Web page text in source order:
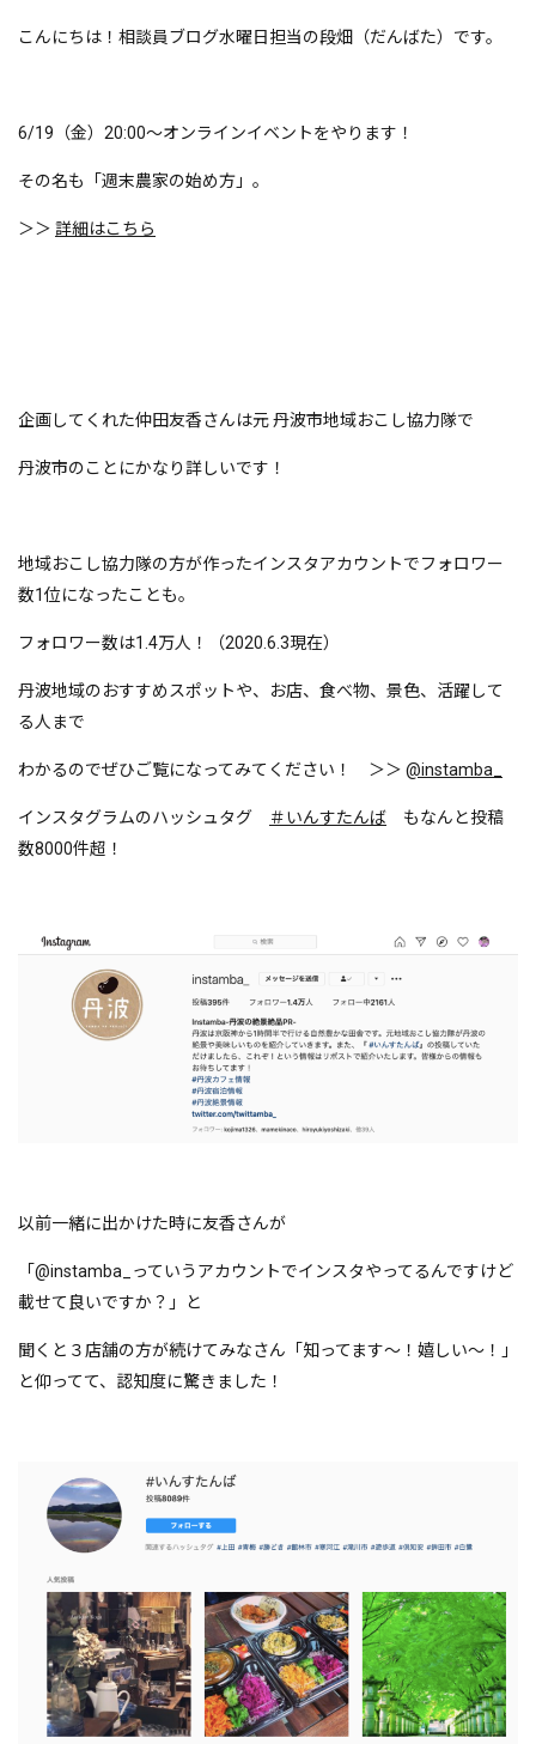
こんにちは！相談員ブログ水曜日担当の段畑（だんばた）です。
6/19（金）20:00〜オンラインイベントをやります！
その名も「週末農家の始め方」。
＞＞ 詳細はこちら
企画してくれた仲田友香さんは元 丹波市地域おこし協力隊で
丹波市のことにかなり詳しいです！
地域おこし協力隊の方が作ったインスタアカウントでフォロワー
数1位になったことも。
フォロワー数は1.4万人！（2020.6.3現在）
丹波地域のおすすめスポットや、お店、食べ物、景色、活躍して
る人まで
わかるのでぜひご覧になってみてください！ ＞＞ @instamba_
インスタグラムのハッシュタグ ＃いんすたんば もなんと投稿
数8000件超！
以前一緒に出かけた時に友香さんが
「@instamba_っていうアカウントでインスタやってるんですけど
載せて良いですか？」と
聞くと３店舗の方が続けてみなさん「知ってます〜！嬉しい〜！」
と仰ってて、認知度に驚きました！